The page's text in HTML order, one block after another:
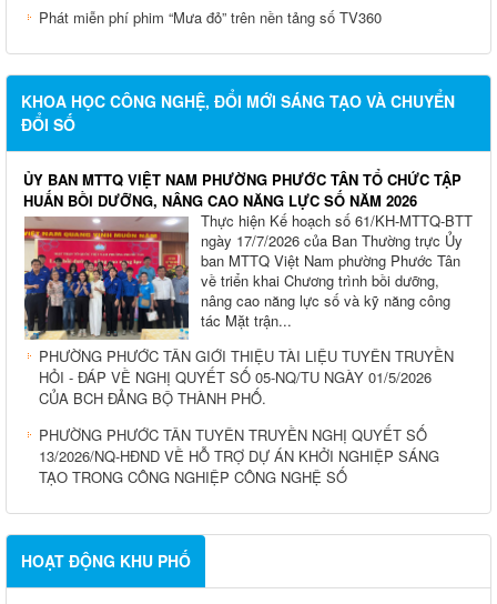
Phát miễn phí phim “Mưa đỏ” trên nền tảng số TV360
KHOA HỌC CÔNG NGHỆ, ĐỔI MỚI SÁNG TẠO VÀ CHUYỂN
ĐỔI SỐ
ỦY BAN MTTQ VIỆT NAM PHƯỜNG PHƯỚC TÂN TỔ CHỨC TẬP
HUẤN BỒI DƯỠNG, NÂNG CAO NĂNG LỰC SỐ NĂM 2026
Thực hiện Kế hoạch số 61/KH-MTTQ-BTT
ngày 17/7/2026 của Ban Thường trực Ủy
ban MTTQ Việt Nam phường Phước Tân
về triển khai Chương trình bồi dưỡng,
nâng cao năng lực số và kỹ năng công
tác Mặt trận...
PHƯỜNG PHƯỚC TÂN GIỚI THIỆU TÀI LIỆU TUYÊN TRUYỀN
HỎI - ĐÁP VỀ NGHỊ QUYẾT SỐ 05-NQ/TU NGÀY 01/5/2026
CỦA BCH ĐẢNG BỘ THÀNH PHỐ.
PHƯỜNG PHƯỚC TÂN TUYÊN TRUYỀN NGHỊ QUYẾT SỐ
13/2026/NQ-HĐND VỀ HỖ TRỢ DỰ ÁN KHỞI NGHIỆP SÁNG
TẠO TRONG CÔNG NGHIỆP CÔNG NGHỆ SỐ
HOẠT ĐỘNG KHU PHỐ